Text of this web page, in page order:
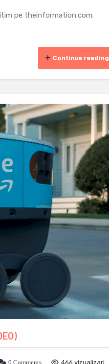
pe theinformation.com.
Continue reading
0 Comments 466 vizualizari